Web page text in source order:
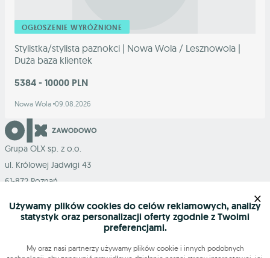
OGŁOSZENIE WYRÓŻNIONE
Stylistka/stylista paznokci | Nowa Wola / Lesznowola |
Duża baza klientek
5384 - 10000 PLN
Nowa Wola 09.08.2026
Grupa OLX sp. z o.o.
ul. Królowej Jadwigi 43
61-872 Poznań
Używamy plików cookies do celów reklamowych, analizy
statystyk oraz personalizacji oferty zgodnie z Twoimi
preferencjami.
My oraz nasi partnerzy używamy plików cookie i innych podobnych
×